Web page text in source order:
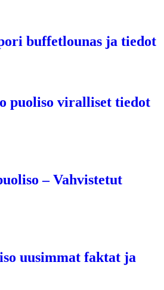
buffetlounas ja tiedot
puoliso viralliset tiedot
– Vahvistetut
uusimmat faktat ja